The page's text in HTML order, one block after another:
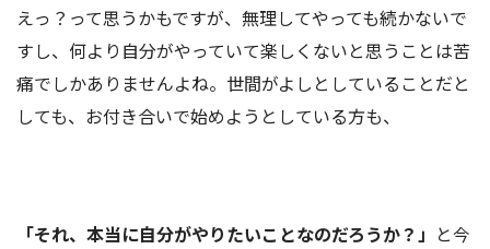
えっ？って思うかもですが、無理してやっても続かないで
すし、何より自分がやっていて楽しくないと思うことは苦
痛でしかありませんよね。世間がよしとしていることだと
しても、お付き合いで始めようとしている方も、
「それ、本当に自分がやりたいことなのだろうか？」 と今